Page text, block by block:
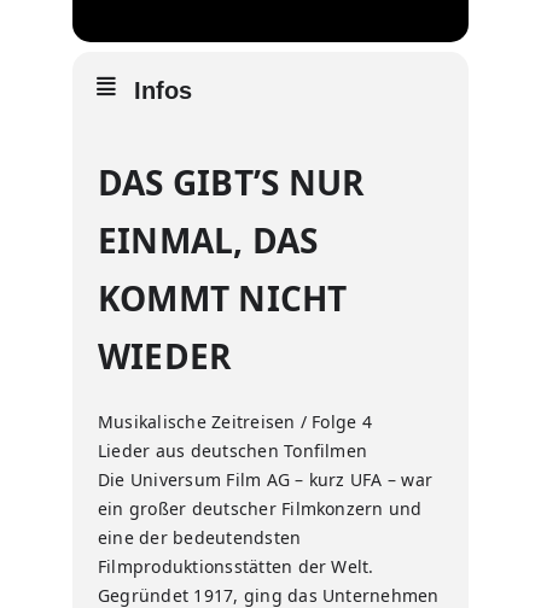
Infos
DAS GIBT’S NUR
EINMAL, DAS
KOMMT NICHT
WIEDER
Musikalische Zeitreisen / Folge 4
Lieder aus deutschen Tonfilmen
Die Universum Film AG – kurz UFA – war
ein großer deutscher Filmkonzern und
eine der bedeutendsten
Filmproduktionsstätten der Welt.
Gegründet 1917, ging das Unternehmen